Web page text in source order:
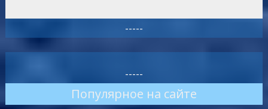
-----
-----
Популярное на сайте